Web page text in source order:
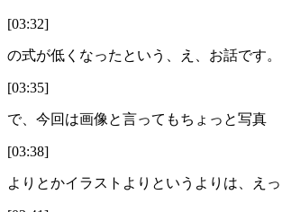
[03:32]
の式が低くなったという、え、お話です。
[03:35]
で、今回は画像と言ってもちょっと写真
[03:38]
よりとかイラストよりというよりは、えっ